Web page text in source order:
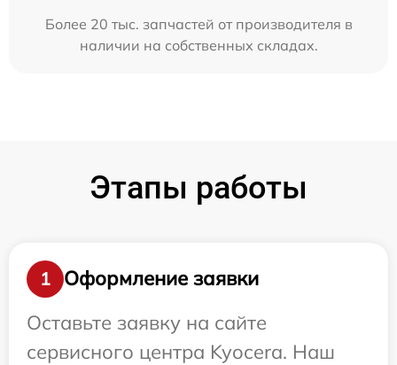
Более 20 тыс. запчастей от производителя в
наличии на собственных складах.
Этапы работы
1
Оформление заявки
Оставьте заявку на сайте
сервисного центра Kyocera. Наш